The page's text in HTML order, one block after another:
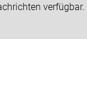
verfügbar.